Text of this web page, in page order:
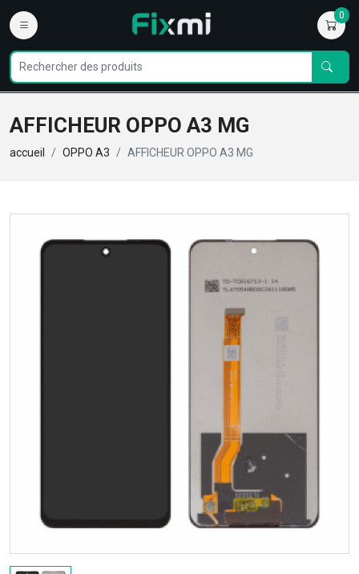
0
AFFICHEUR OPPO A3 MG
accueil OPPO A3 AFFICHEUR OPPO A3 MG